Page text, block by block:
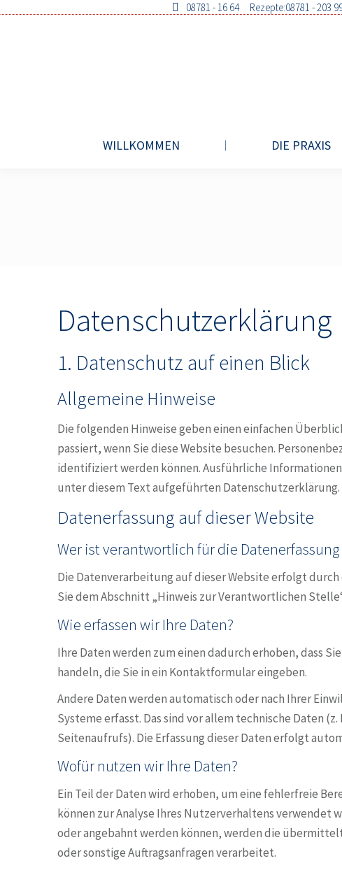
08781 - 16 64 Rezepte:08781 - 203
WILLKOMMEN DIE PRAXIS
Datenschutz­erklärung
1. Datenschutz auf einen Blick
Allgemeine Hinweise
Die folgenden Hinweise geben einen einfachen
passiert, wenn Sie diese Website besuchen.
identifiziert werden können. Ausführliche
unter diesem Text aufgeführten Datenschutzerklärung.
Datenerfassung auf dieser Website
Wer ist verantwortlich für die
Die Datenverarbeitung auf dieser Website erfolgt
Sie dem Abschnitt „Hinweis zur Verantwortlichen
Wie erfassen wir Ihre Daten?
Ihre Daten werden zum einen dadurch erhoben, dass
handeln, die Sie in ein Kontaktformular eingeben.
Andere Daten werden automatisch oder nach Ihrer
Systeme erfasst. Das sind vor allem technische Daten
Seitenaufrufs). Die Erfassung dieser Daten erfolgt
Wofür nutzen wir Ihre Daten?
Ein Teil der Daten wird erhoben, um eine fehlerfreie
können zur Analyse Ihres Nutzerverhaltens verwendet
oder angebahnt werden können, werden die
oder sonstige Auftragsanfragen verarbeitet.